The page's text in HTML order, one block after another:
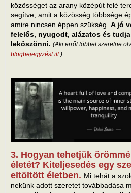
közösséget az arany középút felé
segítve, amit a közösség többsége
amire nincsen éppen szükség. A jó
felelős, nyugodt, alázatos és
leköszönni. (Aki erről többet szeretne
blogbejegyzést itt.)
3. Hogyan tehetjük
életét? Kiteljesedés egy
eltöltött életben. Mi tehát a
nekünk adott szeretet továbbadása